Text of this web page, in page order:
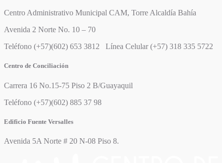
Centro Administrativo Municipal CAM, Torre Alcaldía Bahía
Avenida 2 Norte No. 10 – 70
Teléfono (+57)(602) 653 3812 Línea Celular (+57) 318 335 5722
Centro de Conciliación
Carrera 16 No.15-75 Piso 2 B/Guayaquil
Teléfono (+57)(602) 885 37 98
Edificio Fuente Versalles
Avenida 5A Norte # 20 N-08 Piso 8.